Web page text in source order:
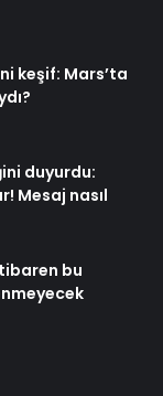
keşif: Mars’ta
duyurdu:
Mesaj nasıl
bu